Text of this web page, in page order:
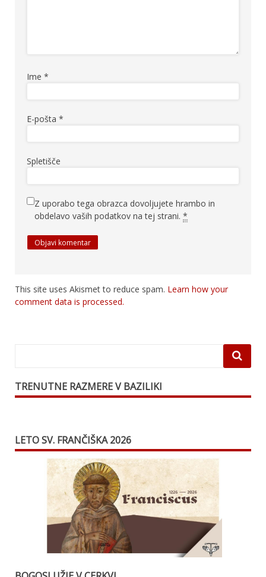
Ime *
E-pošta *
Spletišče
Z uporabo tega obrazca dovoljujete hrambo in
obdelavo vaših podatkov na tej strani. *
This site uses Akismet to reduce spam. Learn how your
comment data is processed.
TRENUTNE RAZMERE V BAZILIKI
LETO SV. FRANČIŠKA 2026